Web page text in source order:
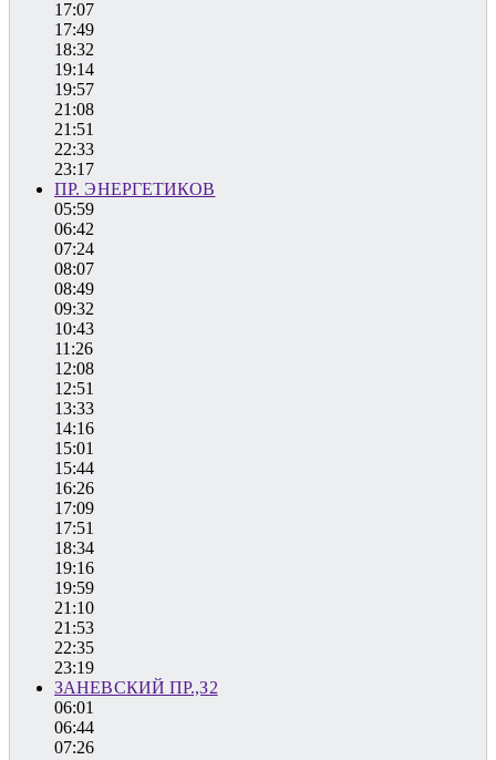
17:07
17:49
18:32
19:14
19:57
21:08
21:51
22:33
23:17
ПР. ЭНЕРГЕТИКОВ
05:59
06:42
07:24
08:07
08:49
09:32
10:43
11:26
12:08
12:51
13:33
14:16
15:01
15:44
16:26
17:09
17:51
18:34
19:16
19:59
21:10
21:53
22:35
23:19
ЗАНЕВСКИЙ ПР.,З2
06:01
06:44
07:26